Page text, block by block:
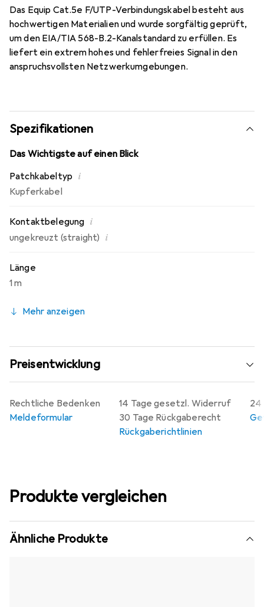
Das Equip Cat.5e F/UTP-Verbindungskabel besteht aus
hochwertigen Materialien und wurde sorgfältig geprüft,
um den EIA/TIA 568-B.2-Kanalstandard zu erfüllen. Es
liefert ein extrem hohes und fehlerfreies Signal in den
anspruchsvollsten Netzwerkumgebungen.
Spezifikationen
Das Wichtigste auf einen Blick
Patchkabeltyp i
Kupferkabel
Kontaktbelegung i
ungekreuzt (straight) i
Länge
1 m
Mehr anzeigen
Preisentwicklung
14 Tage gesetzl. Widerruf
30 Tage Rückgaberecht
Rückgaberichtlinien
24
Rechtliche Bedenken
Meldeformular
Produkte vergleichen
Ähnliche Produkte